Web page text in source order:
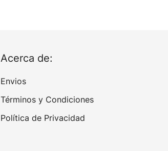
Acerca de:
Envios
Términos y Condiciones
Política de Privacidad